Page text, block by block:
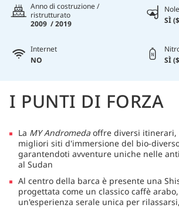
Anno di costruzione /
ristrutturato
2009 / 2019
SÌ
Internet
NO
SÌ
I PUNTI DI FORZA
La MY Andromeda offre diversi itinerari,
migliori siti d'immersione del bio-
garantendoti avventure uniche nelle
al Sudan
Al centro della barca è presente una
progettata come un classico caffè
un'esperienza serale unica per